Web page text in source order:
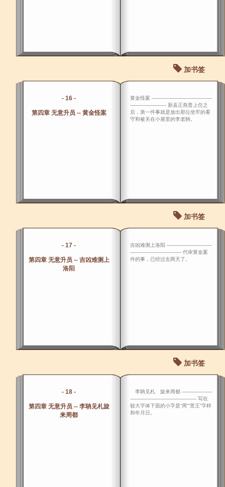
加书签
- 16 -
第四章 无意升员 -- 黄金怪案
黄金怪案 ----------------------------------------
------------------------ 新县正燕普上任之
后，第一件事就是放出那位坐牢的看
守和被关在小屋里的李老聃。
加书签
- 17 -
第四章 无意升员 -- 吉凶难测上
洛阳
吉凶难测上洛阳 ------------------------------
---------------------------------- 代审黄金案
件的事，已经过去两天了。
加书签
- 18 -
第四章 无意升员 -- 李聃见札旋
来周都
李聃见札 旋来周都 --------------------
-------------------------------------------- 写在
较大字体下面的小字是“周”“景王”字样
和年月日。